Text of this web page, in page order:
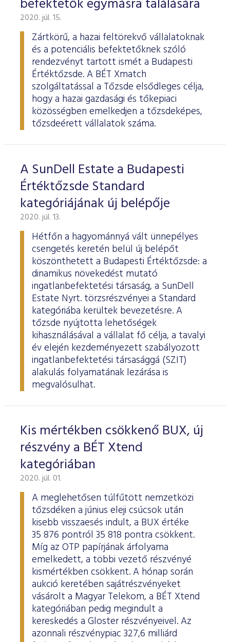
ESG Útmutató
befektetők egymásra találására
2020. júl. 15.
Zártkörű, a hazai feltörekvő vállalatoknak
és a potenciális befektetőknek szóló
rendezvényt tartott ismét a Budapesti
Értéktőzsde. A BÉT Xmatch
szolgáltatással a Tőzsde elsődleges célja,
hogy a hazai gazdasági és tőkepiaci
közösségben emelkedjen a tőzsdeképes,
tőzsdeérett vállalatok száma.
A SunDell Estate a Budapesti
Értéktőzsde Standard
kategóriájának új belépője
2020. júl. 13.
Hétfőn a hagyománnyá vált ünnepélyes
csengetés keretén belül új belépőt
köszönthetett a Budapesti Értéktőzsde: a
dinamikus növekedést mutató
ingatlanbefektetési társaság, a SunDell
Estate Nyrt. törzsrészvényei a Standard
kategóriába kerültek bevezetésre. A
tőzsde nyújtotta lehetőségek
kihasználásával a vállalat fő célja, a tavalyi
év elején kezdeményezett szabályozott
ingatlanbefektetési társasággá (SZIT)
alakulás folyamatának lezárása is
megvalósulhat.
Kis mértékben csökkenő BUX, új
részvény a BÉT Xtend
kategóriában
2020. júl. 01.
A meglehetősen túlfűtött nemzetközi
tőzsdéken a június eleji csúcsok után
kisebb visszaesés indult, a BUX értéke
35 876 pontról 35 818 pontra csökkent.
Míg az OTP papírjának árfolyama
emelkedett, a többi vezető részvényé
kismértékben csökkent. A hónap során
aukció keretében sajátrészvényeket
vásárolt a Magyar Telekom, a BÉT Xtend
kategóriában pedig megindult a
kereskedés a Gloster részvényeivel. Az
azonnali részvénypiac 327,6 milliárd